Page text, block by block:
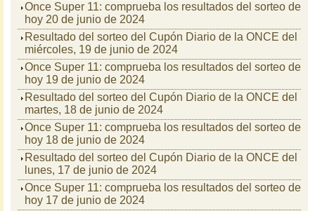
Once Super 11: comprueba los resultados del sorteo de
hoy 20 de junio de 2024
Resultado del sorteo del Cupón Diario de la ONCE del
miércoles, 19 de junio de 2024
Once Super 11: comprueba los resultados del sorteo de
hoy 19 de junio de 2024
Resultado del sorteo del Cupón Diario de la ONCE del
martes, 18 de junio de 2024
Once Super 11: comprueba los resultados del sorteo de
hoy 18 de junio de 2024
Resultado del sorteo del Cupón Diario de la ONCE del
lunes, 17 de junio de 2024
Once Super 11: comprueba los resultados del sorteo de
hoy 17 de junio de 2024